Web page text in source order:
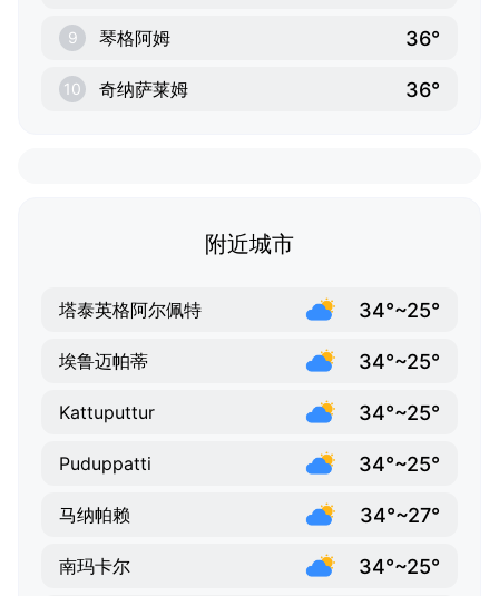
9 琴格阿姆 36°
10 奇纳萨莱姆 36°
附近城市
塔泰英格阿尔佩特 34°~25°
埃鲁迈帕蒂 34°~25°
Kattuputtur 34°~25°
Puduppatti 34°~25°
马纳帕赖 34°~27°
南玛卡尔 34°~25°